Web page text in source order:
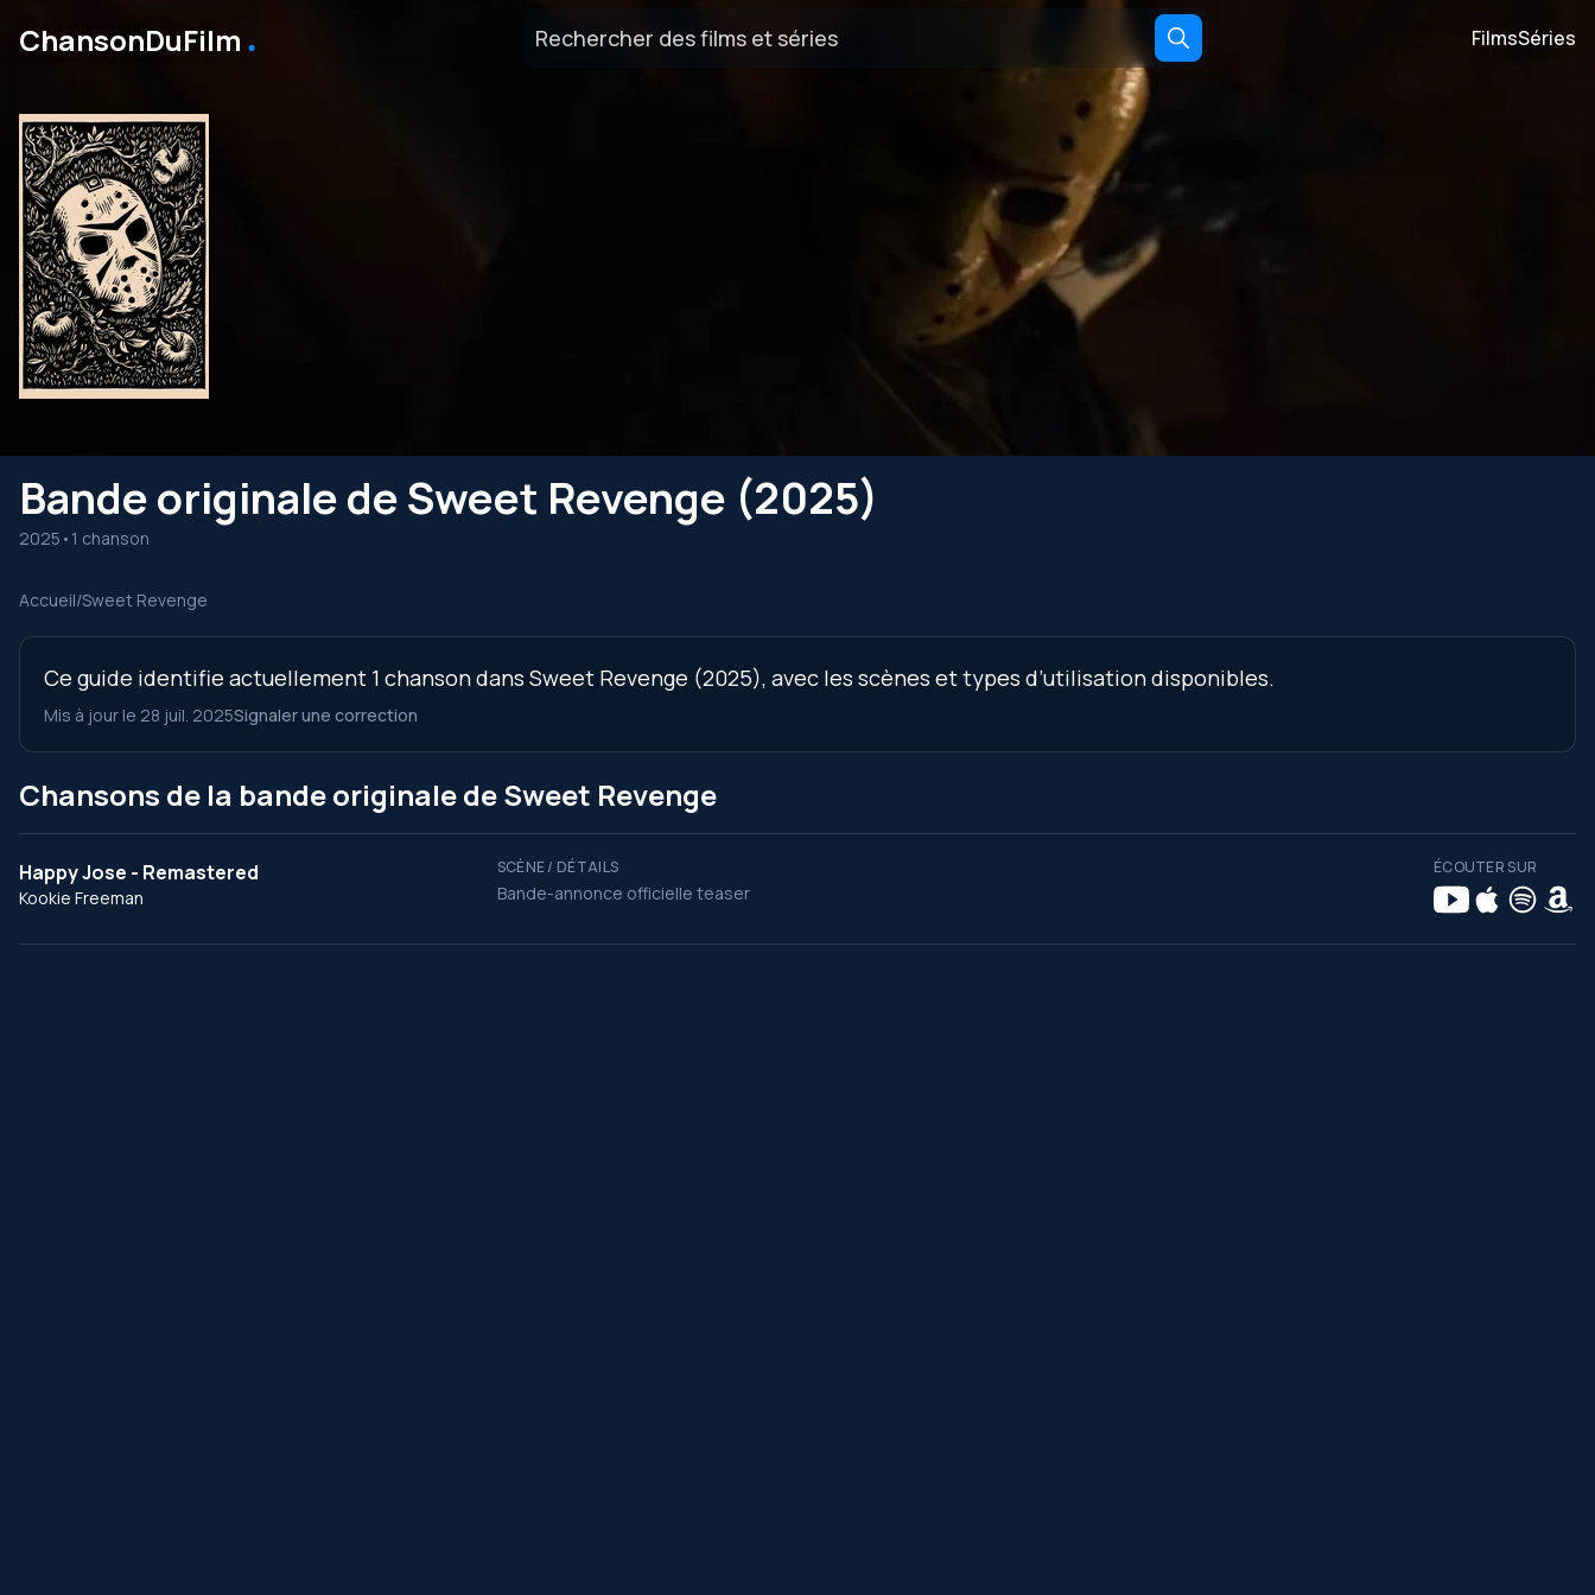
ChansonDuFilm ․ FilmsSéries
Bande originale de Sweet Revenge (2025)
2025 • 1 chanson
Accueil/Sweet Revenge
Ce guide identifie actuellement 1 chanson dans Sweet Revenge (2025), avec les scènes et types d’utilisation disponibles.
Mis à jour le 28 juil. 2025Signaler une correction
Chansons de la bande originale de Sweet Revenge
Happy Jose - Remastered
Kookie Freeman
SCÈNE / DÉTAILS
Bande-annonce officielle teaser
ÉCOUTER SUR